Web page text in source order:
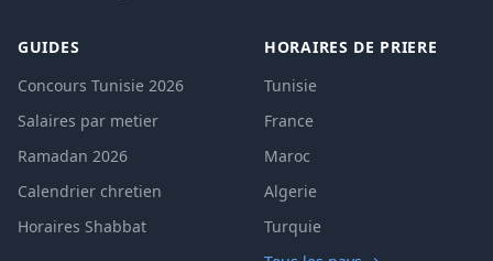
GUIDES
Concours Tunisie 2026
Salaires par metier
Ramadan 2026
Calendrier chretien
Horaires Shabbat
HORAIRES DE PRIERE
Tunisie
France
Maroc
Algerie
Turquie